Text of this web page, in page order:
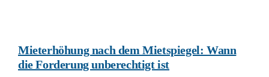
Mieterhöhung nach dem Mietspiegel: Wann
die Forderung unberechtigt ist